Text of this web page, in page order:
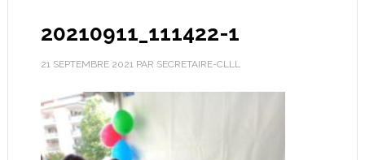
20210911_111422-1
21 SEPTEMBRE 2021PAR SECRETAIRE-CLLL